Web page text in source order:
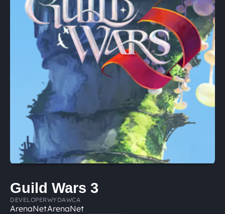
Guild Wars 3
DEVELOPER
ArenaNet
WYDAWCA
ArenaNet